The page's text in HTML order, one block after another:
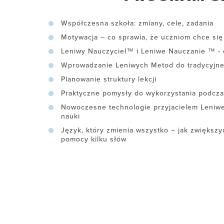
Współczesna szkoła: zmiany, cele, zadania
Motywacja – co sprawia, że uczniom chce
Leniwy Nauczyciel™ i Leniwe Nauczanie ™ -
Wprowadzanie Leniwych Metod do
Planowanie struktury lekcji
Praktyczne pomysły do wykorzystania
Nowoczesne technologie przyjacielem
nauki
Język, który zmienia wszystko – jak
pomocy kilku słów